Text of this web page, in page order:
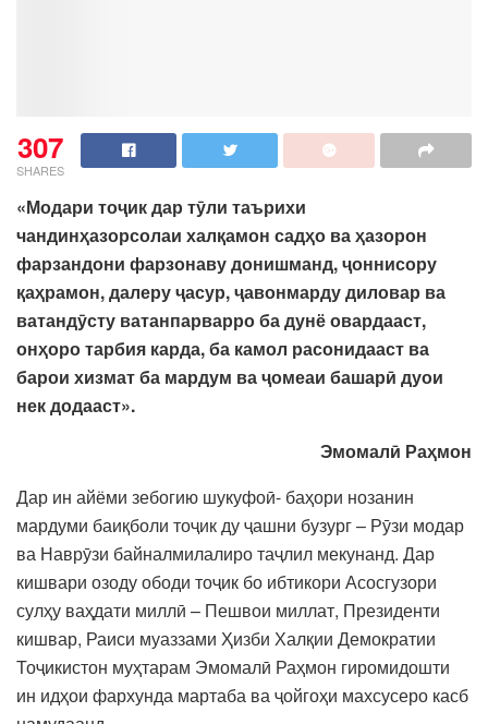
307
SHARES
«Модари тоҷик дар тӯли таърихи
чандинҳазорсолаи халқамон садҳо ва ҳазорон
фарзандони фарзонаву донишманд, ҷоннисору
қаҳрамон, далеру ҷасур, ҷавонмарду диловар ва
ватандӯсту ватанпарварро ба дунё овардааст,
онҳоро тарбия карда, ба камол расонидааст ва
барои хизмат ба мардум ва ҷомеаи башарӣ дуои
нек додааст».
Эмомалӣ Раҳмон
Дар ин айёми зебогию шукуфоӣ- баҳори нозанин
мардуми баиқболи тоҷик ду ҷашни бузург – Рӯзи модар
ва Наврӯзи байналмилалиро таҷлил мекунанд. Дар
кишвари озоду ободи тоҷик бо ибтикори Асосгузори
сулҳу ваҳдати миллӣ – Пешвои миллат, Президенти
кишвар, Раиси муаззами Ҳизби Халқии Демократии
Тоҷикистон муҳтарам Эмомалӣ Раҳмон гиромидошти
ин идҳои фархунда мартаба ва ҷойгоҳи махсусеро касб